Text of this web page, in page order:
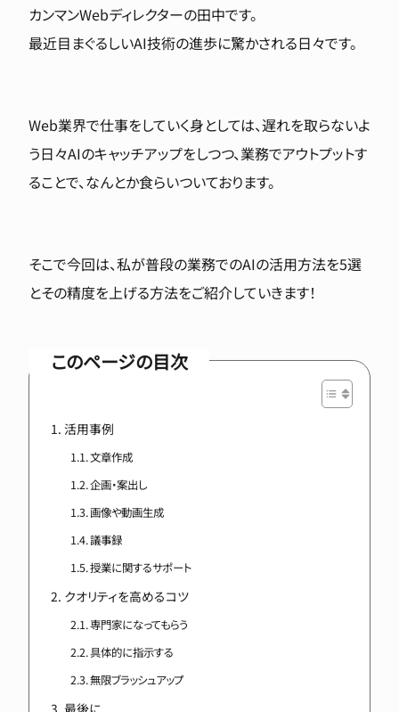
カンマンWebディレクターの田中です。
最近目まぐるしいAI技術の進歩に驚かされる日々です。
Web業界で仕事をしていく身としては、遅れを取らないよ
う日々AIのキャッチアップをしつつ、業務でアウトプットす
ることで、なんとか食らいついております。
そこで今回は、私が普段の業務でのAIの活用方法を5選
とその精度を上げる方法をご紹介していきます！
このページの目次
活用事例
文章作成
企画・案出し
画像や動画生成
議事録
授業に関するサポート
クオリティを高めるコツ
専門家になってもらう
具体的に指示する
無限ブラッシュアップ